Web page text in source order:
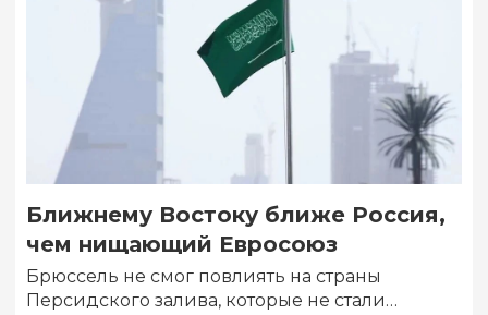
Ближнему Востоку ближе Россия,
чем нищающий Евросоюз
Брюссель не смог повлиять на страны
Персидского залива, которые не стали